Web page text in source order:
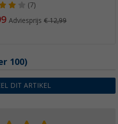
(7)
Adviesprijs€ 12,99
100)
DIT ARTIKEL